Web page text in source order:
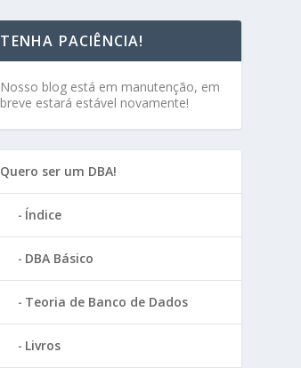
TENHA PACIÊNCIA!
Nosso blog está em manutenção, em
breve estará estável novamente!
Quero ser um DBA!
Índice
DBA Básico
Teoria de Banco de Dados
Livros